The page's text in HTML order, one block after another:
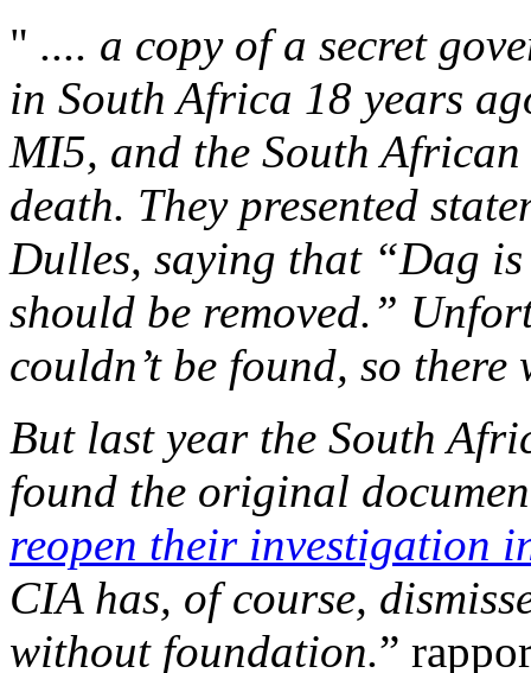
" .... a copy of a secret
in South Africa 18 years
MI5, and the South African
death. They presented
Dulles, saying that “Dag
should be removed.”
couldn’t be found, so
But last year the South
found the original
reopen their investigation
CIA has, of course,
without foundation.”